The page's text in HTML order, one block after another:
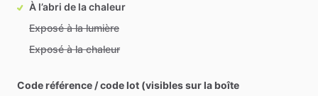
À l’abri de la chaleur
Exposé à la lumière
Exposé à la chaleur
Code référence / code lot (visibles sur la boîte